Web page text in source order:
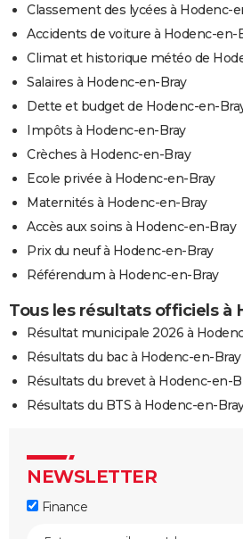
Classement des lycées à Hodenc-
Accidents de voiture à Hodenc-en-
Climat et historique météo de
Salaires à Hodenc-en-Bray
Dette et budget de Hodenc-en-
Impôts à Hodenc-en-Bray
Crèches à Hodenc-en-Bray
Ecole privée à Hodenc-en-Bray
Maternités à Hodenc-en-Bray
Accès aux soins à Hodenc-en-Bray
Prix du neuf à Hodenc-en-Bray
Référendum à Hodenc-en-Bray
Tous les résultats officiels à
Résultat municipale 2026 à
Résultats du bac à Hodenc-en-Bray
Résultats du brevet à Hodenc-en-
Résultats du BTS à Hodenc-en-
NEWSLETTER
Finance